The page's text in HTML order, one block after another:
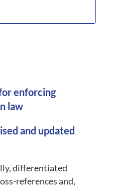
enforcing
law
and updated
differentiated
references and,